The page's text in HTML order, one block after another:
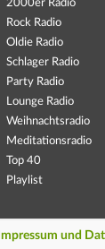
2000er Radio
Rock Radio
Oldie Radio
Schlager Radio
Party Radio
Lounge Radio
Weihnachtsradio
Meditationsradio
Top 40
Playlist
Impressum und